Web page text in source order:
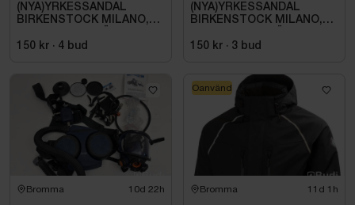
(NYA)YRKESSANDAL
BIRKENSTOCK MILANO,
SVART. STL 42
150 kr · 4 bud
(NYA)YRKESSANDAL
BIRKENSTOCK MILANO,
SVART. STL 42
150 kr · 3 bud
Bromma 10d 22h Bromma 11d 1h
Oanvänd